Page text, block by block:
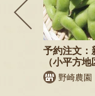
予約注文：
（小平方地
野崎農園